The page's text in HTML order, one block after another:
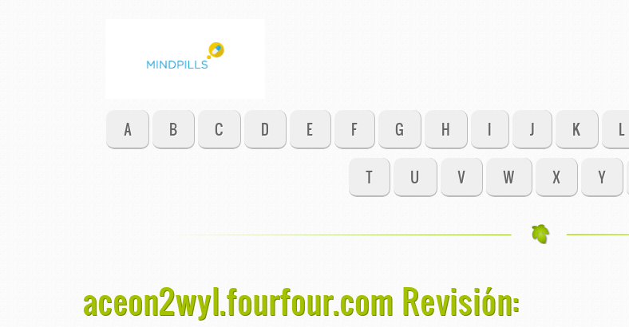
A B C D E F G H I J K L
T U V W X Y
aceon2wyl.fourfour.com Revisión: